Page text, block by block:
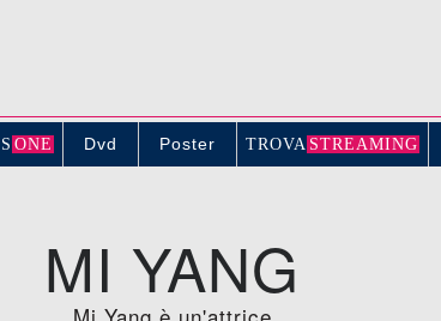
S ONE Dvd Poster TROVA STREAMING
MI YANG